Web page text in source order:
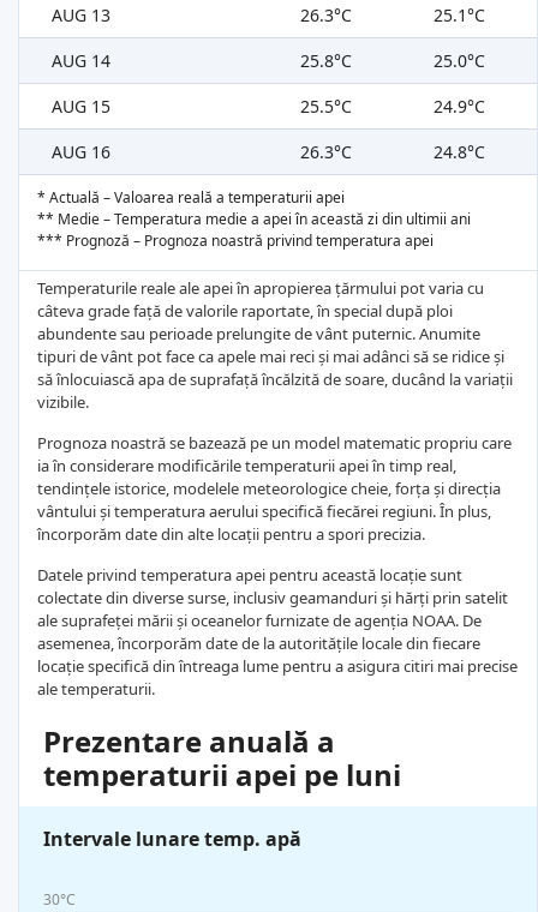
AUG 13 26.3°C
25.1°C
AUG 14
25.8°C
25.0°C
AUG 15
25.5°C
24.9°C
AUG 16
26.3°C 24.8°C
* Actuală – Valoarea reală a temperaturii apei
** Medie – Temperatura medie a apei în această zi din ultimii ani
*** Prognoză – Prognoza noastră privind temperatura apei
Temperaturile reale ale apei în apropierea țărmului pot varia cu
câteva grade față de valorile raportate, în special după ploi
abundente sau perioade prelungite de vânt puternic. Anumite
tipuri de vânt pot face ca apele mai reci și mai adânci să se ridice și
să înlocuiască apa de suprafață încălzită de soare, ducând la variații
vizibile.
Prognoza noastră se bazează pe un model matematic propriu care
ia în considerare modificările temperaturii apei în timp real,
tendințele istorice, modelele meteorologice cheie, forța și direcția
vântului și temperatura aerului specifică fiecărei regiuni. În plus,
încorporăm date din alte locații pentru a spori precizia.
Datele privind temperatura apei pentru această locație sunt
colectate din diverse surse, inclusiv geamanduri și hărți prin satelit
ale suprafeței mării și oceanelor furnizate de agenția NOAA. De
asemenea, încorporăm date de la autoritățile locale din fiecare
locație specifică din întreaga lume pentru a asigura citiri mai precise
ale temperaturii.
Prezentare anuală a
temperaturii apei pe luni
Intervale lunare temp. apă
30°C